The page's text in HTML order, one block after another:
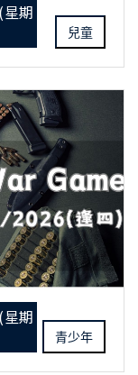
期
兒童
期
青少年